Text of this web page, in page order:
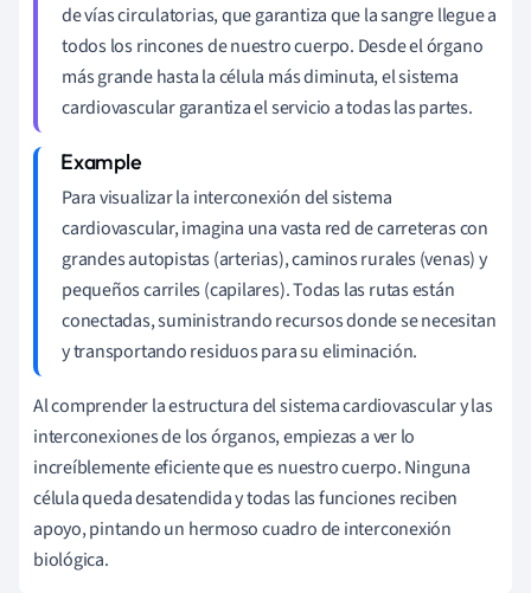
de vías circulatorias, que garantiza que la sangre llegue a
todos los rincones de nuestro cuerpo. Desde el órgano
más grande hasta la célula más diminuta, el sistema
cardiovascular garantiza el servicio a todas las partes.
Para visualizar la interconexión del sistema
cardiovascular, imagina una vasta red de carreteras con
grandes autopistas (arterias), caminos rurales (venas) y
pequeños carriles (capilares). Todas las rutas están
conectadas, suministrando recursos donde se necesitan
y transportando residuos para su eliminación.
Al comprender la estructura del sistema cardiovascular y las
interconexiones de los órganos, empiezas a ver lo
increíblemente eficiente que es nuestro cuerpo. Ninguna
célula queda desatendida y todas las funciones reciben
apoyo, pintando un hermoso cuadro de interconexión
biológica.